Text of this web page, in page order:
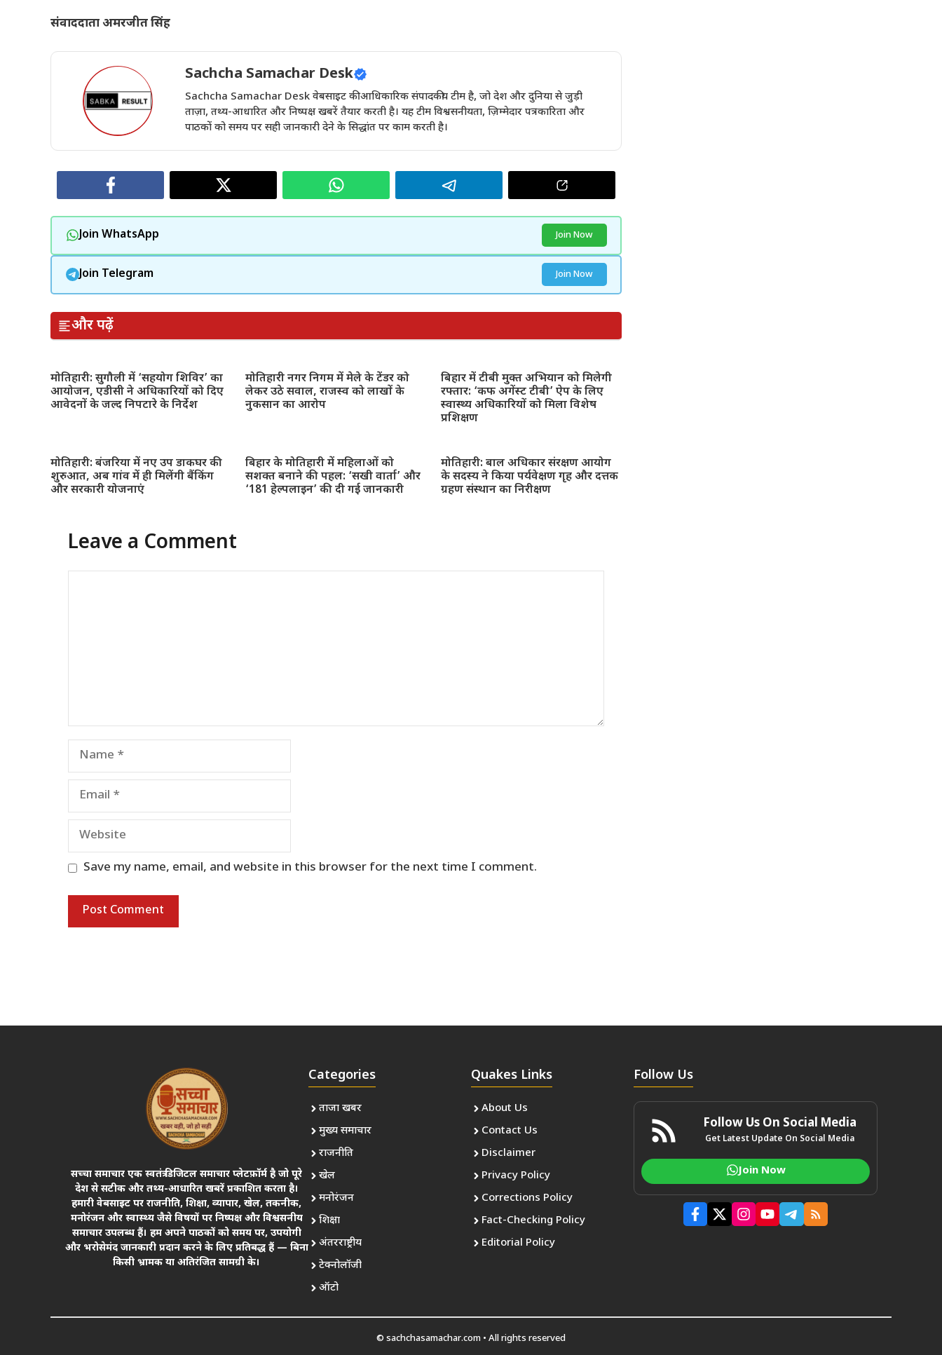
संवाददाता अमरजीत सिंह
Sachcha Samachar Desk
Sachcha Samachar Desk वेबसाइट की आधिकारिक संपादकीय टीम है, जो देश और दुनिया से जुड़ी
ताज़ा, तथ्य-आधारित और निष्पक्ष खबरें तैयार करती है। यह टीम विश्वसनीयता, ज़िम्मेदार पत्रकारिता और
पाठकों को समय पर सही जानकारी देने के सिद्धांत पर काम करती है।
Join WhatsApp Join Now
Join Telegram Join Now
और पढ़ें
मोतिहारी: सुगौली में ‘सहयोग शिविर’ का
आयोजन, एडीसी ने अधिकारियों को दिए
आवेदनों के जल्द निपटारे के निर्देश
मोतिहारी नगर निगम में मेले के टेंडर को
लेकर उठे सवाल, राजस्व को लाखों के
नुकसान का आरोप
बिहार में टीबी मुक्त अभियान को मिलेगी
रफ्तार: ‘कफ अगेंस्ट टीबी’ ऐप के लिए
स्वास्थ्य अधिकारियों को मिला विशेष
प्रशिक्षण
मोतिहारी: बंजरिया में नए उप डाकघर की
शुरुआत, अब गांव में ही मिलेंगी बैंकिंग
और सरकारी योजनाएं
बिहार के मोतिहारी में महिलाओं को
सशक्त बनाने की पहल: ‘सखी वार्ता’ और
‘181 हेल्पलाइन’ की दी गई जानकारी
मोतिहारी: बाल अधिकार संरक्षण आयोग
के सदस्य ने किया पर्यवेक्षण गृह और दत्तक
ग्रहण संस्थान का निरीक्षण
Leave a Comment
Name
Email
Website
Save my name, email, and website in this browser for the next time I comment.
सच्चा समाचार एक स्वतंत्र डिजिटल समाचार प्लेटफ़ॉर्म है जो पूरे
देश से सटीक और तथ्य-आधारित खबरें प्रकाशित करता है।
हमारी वेबसाइट पर राजनीति, शिक्षा, व्यापार, खेल, तकनीक,
मनोरंजन और स्वास्थ्य जैसे विषयों पर निष्पक्ष और विश्वसनीय
समाचार उपलब्ध हैं। हम अपने पाठकों को समय पर, उपयोगी
और भरोसेमंद जानकारी प्रदान करने के लिए प्रतिबद्ध हैं — बिना
किसी भ्रामक या अतिरंजित सामग्री के।
Categories
ताजा खबर
मुख्य समाचार
राजनीति
खेल
मनोरंजन
शिक्षा
अंतरराष्ट्रीय
टेक्नोलॉजी
ऑटो
Quakes Links
About Us
Contact Us
Disclaimer
Privacy Policy
Corrections Policy
Fact-Checking Policy
Editorial Policy
Follow Us
Follow Us On Social Media
Get Latest Update On Social Media
Join Now
© sachchasamachar.com • All rights reserved